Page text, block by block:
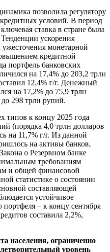
позволила регулятору
условий. В период
ставка в стране была
ускорения
монетарной
кредитной
портфель банковских
на 17,4% до 203,2 трлн
12,4% г/г. Денежный
на 17,2% до 75,9 трлн
298 трлн рупий.
типов к концу 2025 года
(порядка 4,0 трлн долларов
на 11,7% г/г. Из данной
на активы банков,
о Резервном банке
требованиям
и общей финансовой
статистике о состоянии
составляющей
устойчивое
портфеля – к концу сентября
составила 2,2%,
населения, ограниченно
уровень